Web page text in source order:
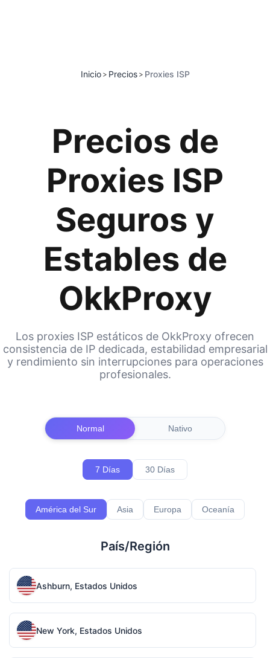
Inicio > Precios > Proxies ISP
Precios de
Proxies ISP
Seguros y
Estables de
OkkProxy
Los proxies ISP estáticos de OkkProxy ofrecen
consistencia de IP dedicada, estabilidad empresarial
y rendimiento sin interrupciones para operaciones
profesionales.
Normal Nativo
7 Días 30 Días
América del Sur Asia Europa Oceanía
País/Región
Ashburn, Estados Unidos
New York, Estados Unidos